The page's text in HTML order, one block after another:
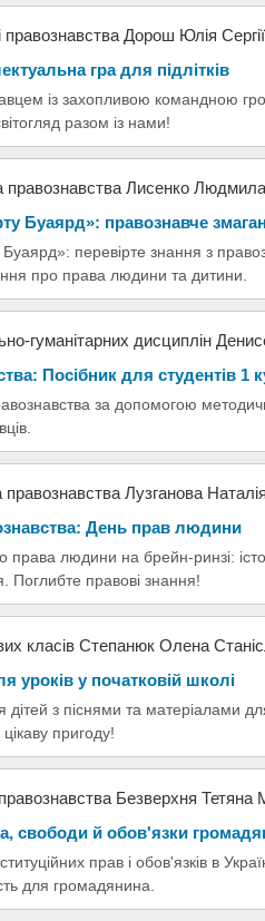
правознавства Дорош Юлія
гра для підлітків
із захопливою командною
разом із нами!
правознавства Лисенко
Буаярд»: правознавче
перевірте знання з
про права людини та дитини.
гуманітарних дисциплін
Посібник для студентів 1
за допомогою
правознавства Лузганова
День прав людини
права людини на брейн-ринзі:
Поглибте правові знання!
класів Степанюк Олена
уроків у початковій школі
з піснями та матеріалами
пригоду!
правознавства Безверхня Тетяна
свободи й обов'язки
прав і обов'язків в
для громадянина.